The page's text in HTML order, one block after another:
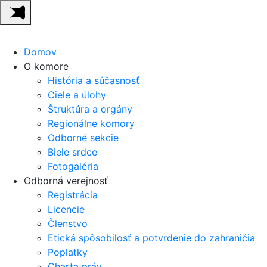
Domov
O komore
História a súčasnosť
Ciele a úlohy
Štruktúra a orgány
Regionálne komory
Odborné sekcie
Biele srdce
Fotogaléria
Odborná verejnosť
Registrácia
Licencie
Členstvo
Etická spôsobilosť a potvrdenie do zahraničia
Poplatky